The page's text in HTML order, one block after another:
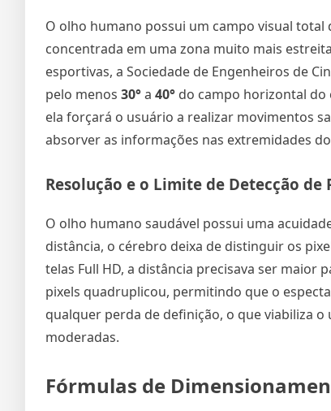
O olho humano possui um campo visual
concentrada em uma zona muito mais
esportivas, a Sociedade de Engenheiros de
pelo menos 30°a 40° do campo horizontal do
ela forçará o usuário a realizar movimentos
absorver as informações nas extremidades
Resolução e o Limite de Detecção de
O olho humano saudável possui uma
distância, o cérebro deixa de distinguir os
telas Full HD, a distância precisava ser maior
pixels quadruplicou, permitindo que o
qualquer perda de definição, o que viabiliza o
moderadas.
Fórmulas de